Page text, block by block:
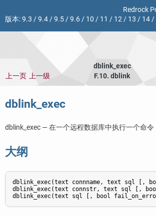
Redrock
版本:9.3 /9.4/9.5/9.6/ 10 / 11 / 12/ 13 / 14/
dblink_exec
上一页 上一级 F.10. dblink
dblink_exec
dblink_exec — 在一个远程数据库中执行一个命令
大纲
dblink_exec(text connname, text sql [,
dblink_exec(text connstr, text sql [,